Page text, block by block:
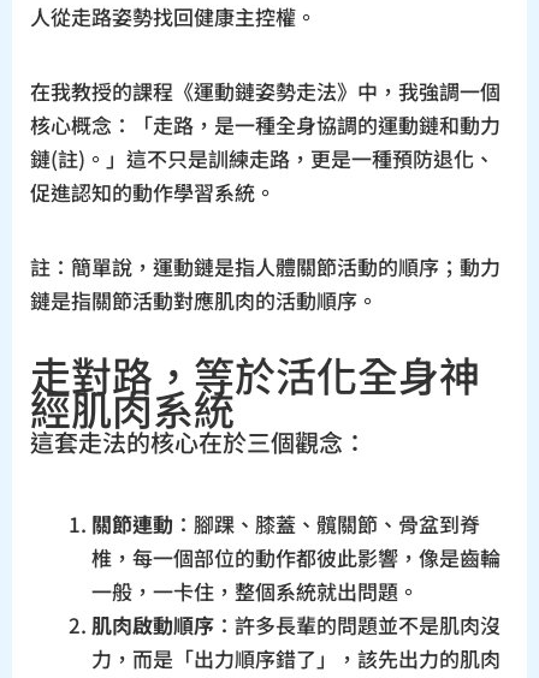
人從走路姿勢找回健康主控權。
在我教授的課程《運動鏈姿勢走法》中，我強調一個
核心概念：「走路，是一種全身協調的運動鏈和動力
鏈(註)。」這不只是訓練走路，更是一種預防退化、
促進認知的動作學習系統。
註：簡單說，運動鏈是指人體關節活動的順序；動力
鏈是指關節活動對應肌肉的活動順序。
走對路，等於活化全身神
經肌肉系統
這套走法的核心在於三個觀念：
關節連動 ：腳踝、膝蓋、髖關節、骨盆到脊
椎，每一個部位的動作都彼此影響，像是齒輪
一般，一卡住，整個系統就出問題。
肌肉啟動順序 ：許多長輩的問題並不是肌肉沒
力，而是「出力順序錯了」，該先出力的肌肉